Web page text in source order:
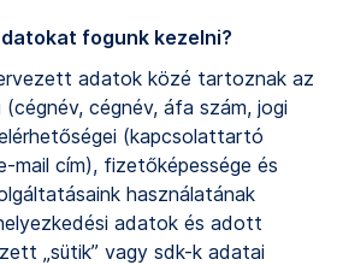
fogunk kezelni?
adatok közé tartoznak az
cégnév, áfa szám, jogi
(kapcsolattartó
mail cím), fizetőképessége és
használatának
adatok és adott
„sütik” vagy sdk-k adatai